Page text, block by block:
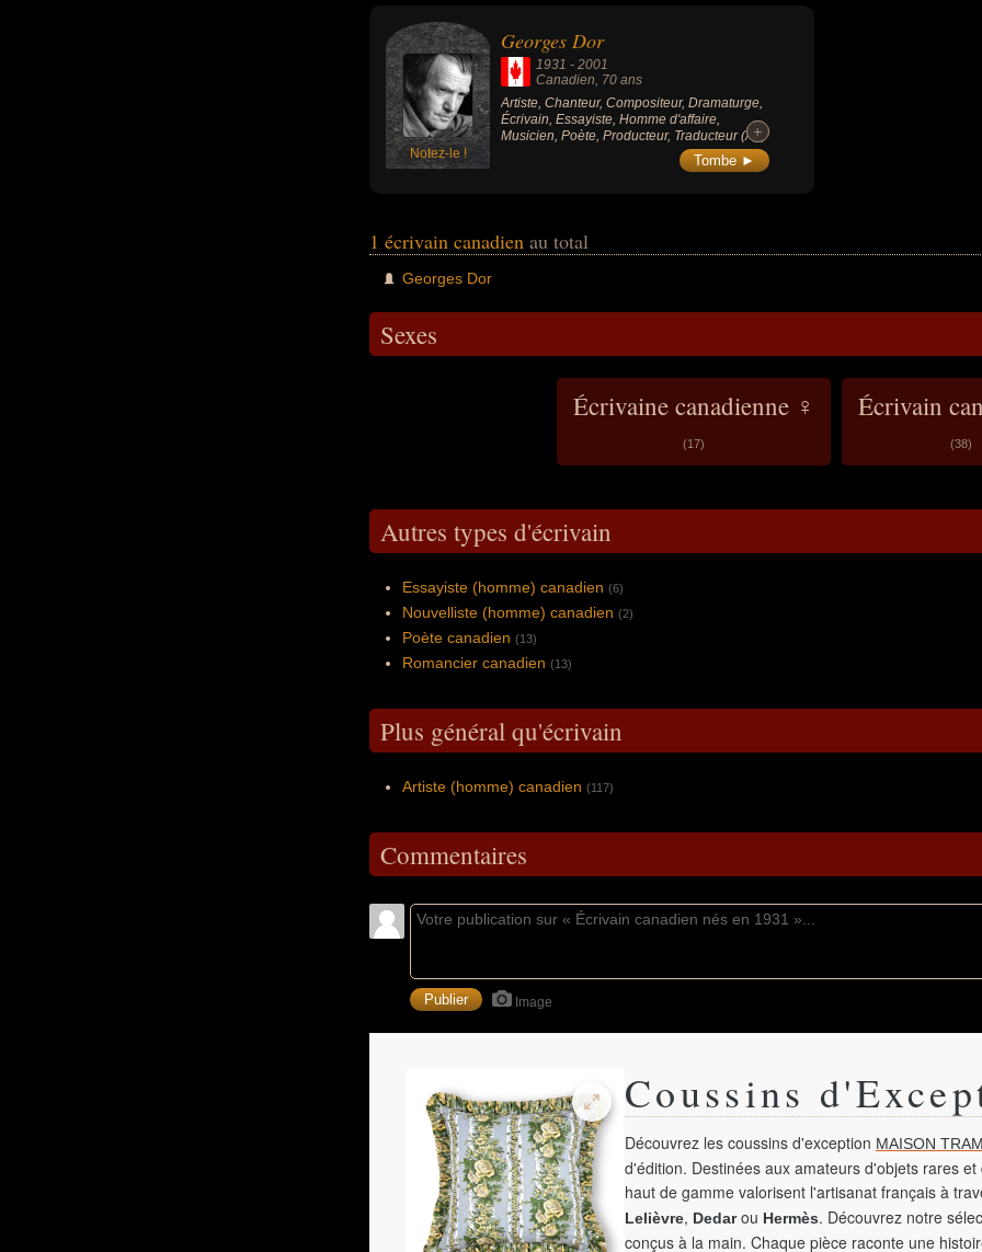
Notez-le !
Georges Dor
1931 - 2001
Canadien, 70 ans
Artiste, Chanteur, Compositeur, Dramaturge,
Écrivain, Essayiste, Homme d'affaire,
Musicien, Poète, Producteur, Traducteur (Art,
+
+
Tombe ►
1 écrivain canadien au total
Georges Dor
Sexes
Écrivaine canadienne ♀
(17)
Écrivain
(38)
Autres types d'écrivain
Essayiste (homme) canadien (6)
Nouvelliste (homme) canadien (2)
Poète canadien (13)
Romancier canadien (13)
Plus général qu'écrivain
Artiste (homme) canadien (117)
Commentaires
Image
Coussins
Découvrez les coussins d'exception MAISON
d'édition. Destinées aux amateurs d'objets rares
haut de gamme valorisent l'artisanat français à
Lelièvre, Dedarou Hermès. Découvrez notre
conçus à la main. Chaque pièce raconte une